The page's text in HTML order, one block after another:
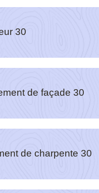
30
de façade 30
de charpente 30